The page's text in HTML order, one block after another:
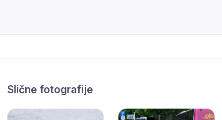
Slične fotografije